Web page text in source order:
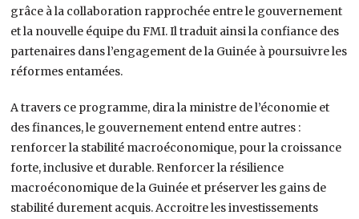
grâce à la collaboration rapprochée entre le gouvernement
et la nouvelle équipe du FMI. Il traduit ainsi la confiance des
partenaires dans l’engagement de la Guinée à poursuivre les
réformes entamées.
A travers ce programme, dira la ministre de l’économie et
des finances, le gouvernement entend entre autres :
renforcer la stabilité macroéconomique, pour la croissance
forte, inclusive et durable. Renforcer la résilience
macroéconomique de la Guinée et préserver les gains de
stabilité durement acquis. Accroitre les investissements